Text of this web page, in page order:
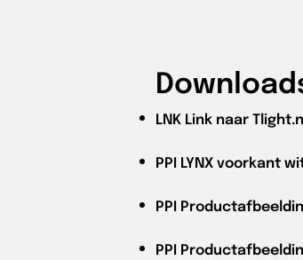
LNK Link naar
PPI LYNX voorkant
PPI
PPI